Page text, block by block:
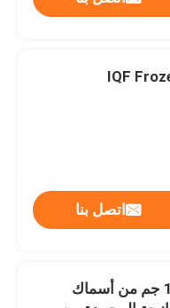
IQF
اتصل بنا
105 جم - 125 جم من أسماك